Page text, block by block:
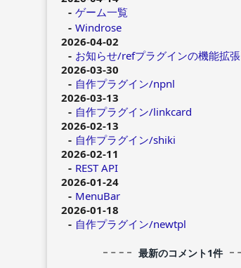
ゲーム一覧
Windrose
2026-04-02
お知らせ/refプラグインの機能拡張
2026-03-30
自作プラグイン/npnl
2026-03-13
自作プラグイン/linkcard
2026-02-13
自作プラグイン/shiki
2026-02-11
REST API
2026-01-24
MenuBar
2026-01-18
自作プラグイン/newtpl
最新のコメント1件